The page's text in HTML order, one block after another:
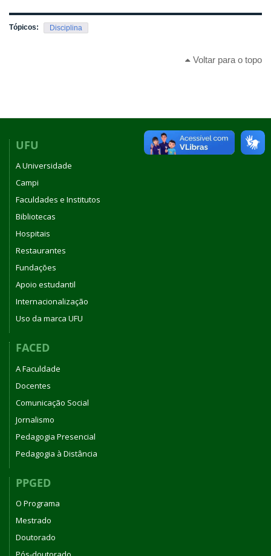
Tópicos: Disciplina
Voltar para o topo
UFU
A Universidade
Campi
Faculdades e Institutos
Bibliotecas
Hospitais
Restaurantes
Fundações
Apoio estudantil
Internacionalização
Uso da marca UFU
FACED
A Faculdade
Docentes
Comunicação Social
Jornalismo
Pedagogia Presencial
Pedagogia à Distância
PPGED
O Programa
Mestrado
Doutorado